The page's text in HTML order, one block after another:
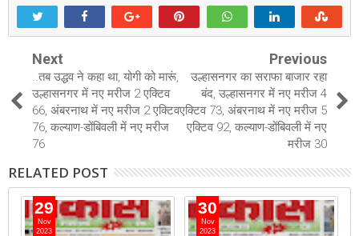
Next
..तब उद्धव ने कहा था, योगी को मारूं,
उल्हासनगर में नए मरीज 2 एक्टिव
66, अंबरनाथ में नए मरीज 2 एक्टिव
76, कल्याण-डोंबिवली में नए मरीज
76
Previous
उल्हासनगर का सराफा बाजार रहा
बंद, उल्हासनगर में नए मरीज 4
एक्टिव 73, अंबरनाथ में नए मरीज 5
एक्टिव 92, कल्याण-डोंबिवली में नए
मरीज 30
RELATED POST
29
Nov
2023
30
Nov
2023